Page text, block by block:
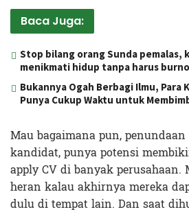
Baca Juga:
Stop bilang orang Sunda pemalas,
menikmati hidup tanpa harus
Bukannya Ogah Berbagi Ilmu, Para
Punya Cukup Waktu untuk
Mau bagaimana pun,
kandidat, punya potensi
apply CV di banyak perusahaan.
heran kalau akhirnya mereka
dulu di tempat lain. Dan saat